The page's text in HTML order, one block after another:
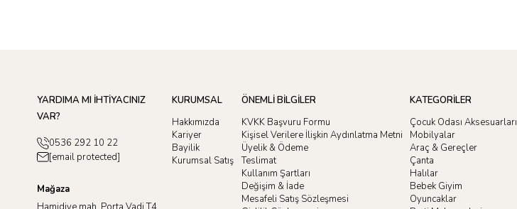
YARDIMA MI İHTİYACINIZ
VAR?
0536 292 10 22
[email protected]
Mağaza
KURUMSAL
Hakkımızda
Kariyer
Bayilik
Kurumsal Satış
ÖNEMLİ BİLGİLER
KVKK Başvuru Formu
Kişisel Verilere İlişkin Aydınlatma Metni
Üyelik & Ödeme
Teslimat
Kullanım Şartları
Değişim & İade
Mesafeli Satış Sözleşmesi
KATEGORİLER
Çocuk Odası Aksesuarları
Mobilyalar
Araç & Gereçler
Çanta
Halılar
Bebek Giyim
Oyuncaklar